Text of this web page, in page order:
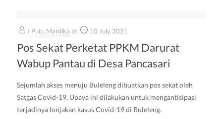
I Putu Mardika at 10 July 2021
Pos Sekat Perketat PPKM Darurat
Wabup Pantau di Desa Pancasari
Sejumlah akses menuju Buleleng dibuatkan pos sekat oleh
Satgas Covid-19. Upaya ini dilakukan untuk mengantisipasi
terjadinya lonjakan kasus Covid-19 di Buleleng.